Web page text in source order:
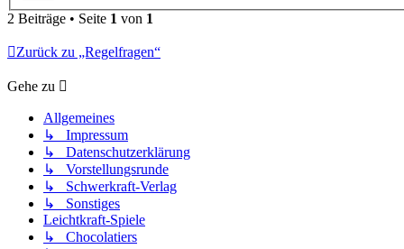
2 Beiträge • Seite 1 von 1
Zurück zu „Regelfragen“
Gehe zu
Allgemeines
↳ Impressum
↳ Datenschutzerklärung
↳ Vorstellungsrunde
↳ Schwerkraft-Verlag
↳ Sonstiges
Leichtkraft-Spiele
↳ Chocolatiers